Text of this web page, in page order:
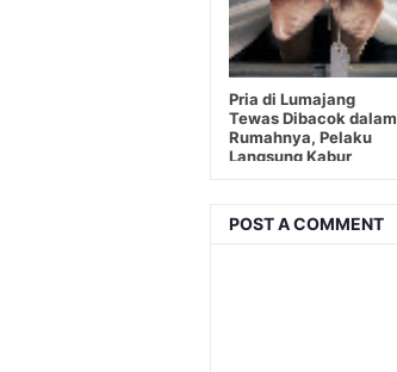
Pria di Lumajang
Tewas Dibacok dalam
Rumahnya, Pelaku
Langsung Kabur
POST A COMMENT